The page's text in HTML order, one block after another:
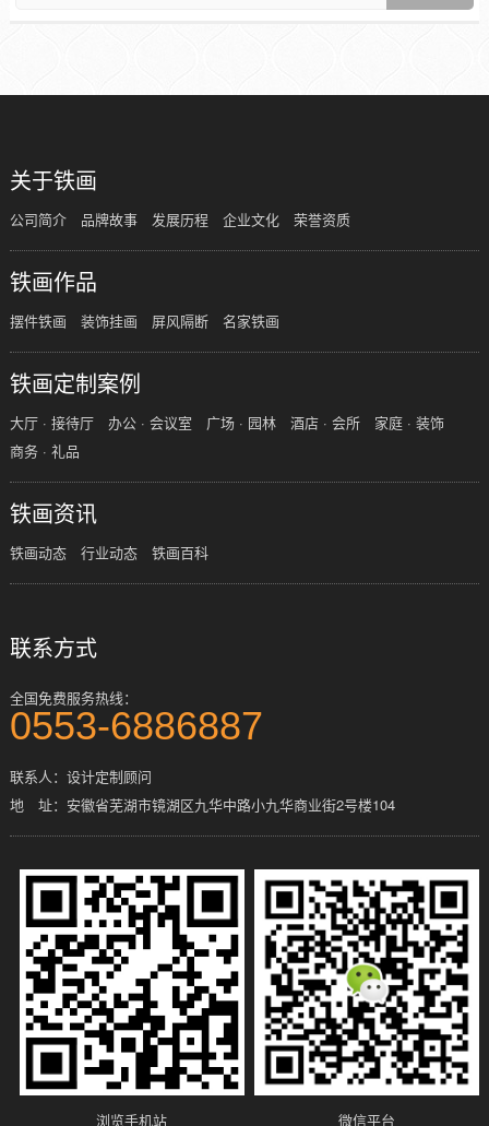
关于铁画
公司简介 品牌故事 发展历程 企业文化 荣誉资质
铁画作品
摆件铁画 装饰挂画 屏风隔断 名家铁画
铁画定制案例
大厅 · 接待厅 办公 · 会议室 广场 · 园林 酒店 · 会所
家庭 · 装饰
商务 · 礼品
铁画资讯
铁画动态 行业动态 铁画百科
联系方式
全国免费服务热线：
0553-6886887
联系人：设计定制顾问
地 址：安徽省芜湖市镜湖区九华中路小九华商业街2号楼104
浏览手机站 微信平台